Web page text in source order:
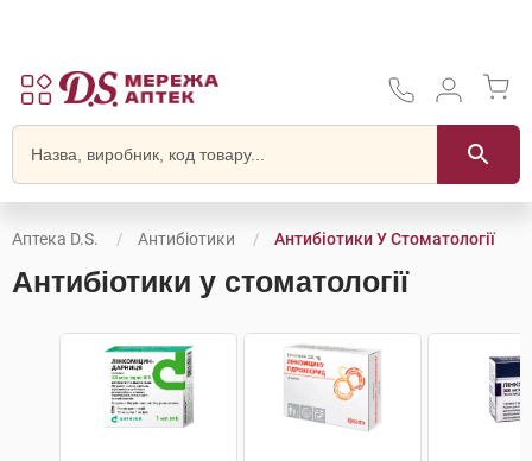
Аптека D.S. Антибіотики Антибіотики У Стоматології
Антибіотики у стоматології